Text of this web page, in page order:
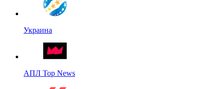
Украина
АПЛ Top News